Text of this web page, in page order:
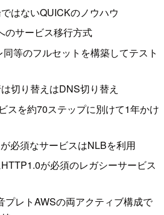
はないQUICKのノウハウ
のサービス移行方式
等のフルセットを構築してテスト
切り替えはDNS切り替え
スを約70ステップに別けて1年かけ
必須なサービスはNLBを利用
が必須のレガシーサービス
プレトAWSの両アクティブ構成で